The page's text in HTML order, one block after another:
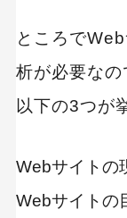
ところで
析が必要なの
以下の3つが
Webサイトの
Webサイトの